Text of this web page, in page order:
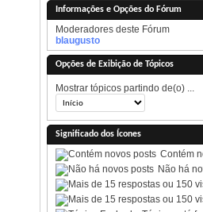
Informações e Opções do Fórum
Moderadores deste Fórum
blaugusto
Opções de Exibição de Tópicos
Mostrar tópicos partindo de(o) ...
Significado dos Ícones
Contém
Não há